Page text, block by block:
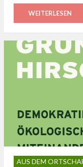
WEITERLESEN
AUS DEM